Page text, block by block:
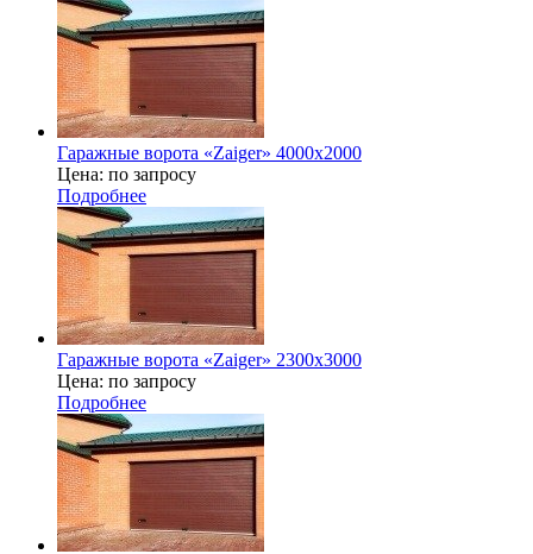
Гаражные ворота «Zaiger» 4000х2000
Цена: по запросу
Подробнее
Гаражные ворота «Zaiger» 2300x3000
Цена: по запросу
Подробнее